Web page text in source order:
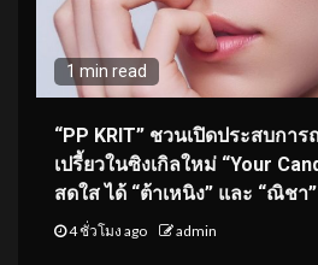
1 min read
“PP KRIT” ชวนเปิดประสบก
เปรี้ยวในซิงเกิลใหม่ “Your
สดใส ได้ “ต้าเหนิง” และ “ณิชา
4 ชั่วโมง ago admin